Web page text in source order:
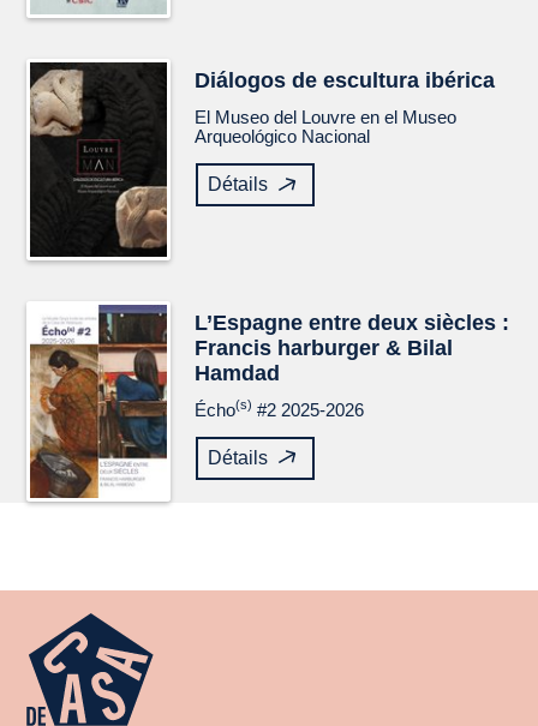
Diálogos de escultura ibérica
El Museo del Louvre en el Museo
Arqueológico Nacional
Détails
L’Espagne entre deux siècles :
Francis harburger & Bilal
Hamdad
Écho(s) #2 2025-2026
Détails